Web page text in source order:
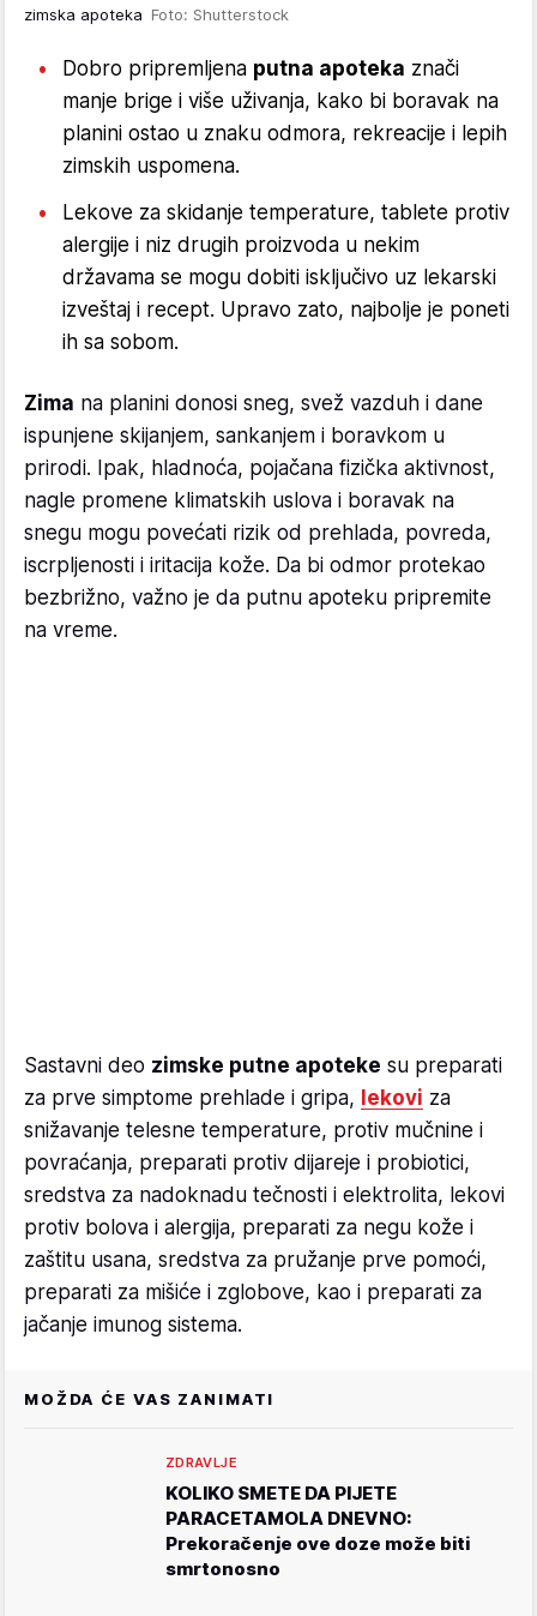
zimska apoteka Foto: Shutterstock
Dobro pripremljena putna apoteka znači
manje brige i više uživanja, kako bi boravak na
planini ostao u znaku odmora, rekreacije i lepih
zimskih uspomena.
Lekove za skidanje temperature, tablete protiv
alergije i niz drugih proizvoda u nekim
državama se mogu dobiti isključivo uz lekarski
izveštaj i recept. Upravo zato, najbolje je poneti
ih sa sobom.
Zima na planini donosi sneg, svež vazduh i dane
ispunjene skijanjem, sankanjem i boravkom u
prirodi. Ipak, hladnoća, pojačana fizička aktivnost,
nagle promene klimatskih uslova i boravak na
snegu mogu povećati rizik od prehlada, povreda,
iscrpljenosti i iritacija kože. Da bi odmor protekao
bezbrižno, važno je da putnu apoteku pripremite
na vreme.
Sastavni deo zimske putne apoteke su preparati
za prve simptome prehlade i gripa, lekovi za
snižavanje telesne temperature, protiv mučnine i
povraćanja, preparati protiv dijareje i probiotici,
sredstva za nadoknadu tečnosti i elektrolita, lekovi
protiv bolova i alergija, preparati za negu kože i
zaštitu usana, sredstva za pružanje prve pomoći,
preparati za mišiće i zglobove, kao i preparati za
jačanje imunog sistema.
MOŽDA ĆE VAS ZANIMATI
ZDRAVLJE
KOLIKO SMETE DA PIJETE
PARACETAMOLA DNEVNO:
Prekoračenje ove doze može biti
smrtonosno